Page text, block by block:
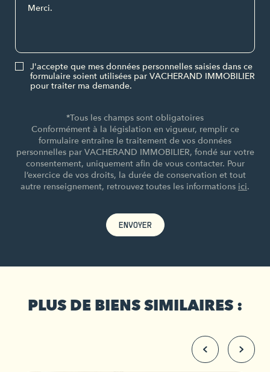
J'accepte que mes données personnelles saisies dans ce
formulaire soient utilisées par VACHERAND IMMOBILIER
pour traiter ma demande.
*Tous les champs sont obligatoires
Conformément à la législation en vigueur, remplir ce
formulaire entraîne le traitement de vos données
personnelles par VACHERAND IMMOBILIER, fondé sur votre
consentement, uniquement afin de vous contacter. Pour
l’exercice de vos droits, la durée de conservation et tout
autre renseignement, retrouvez toutes les informations ici.
ENVOYER
PLUS DE BIENS SIMILAIRES :